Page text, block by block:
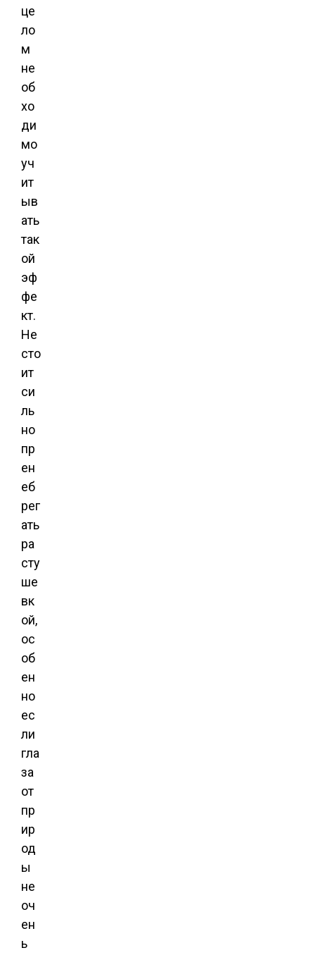
це
ло
м
не
об
хо
ди
мо
уч
ит
ыв
ать
так
ой
эф
фе
кт.
Не
сто
ит
си
ль
но
пр
ен
еб
рег
ать
ра
сту
ше
вк
ой,
ос
об
ен
но
ес
ли
гла
за
от
пр
ир
од
ы
не
оч
ен
ь